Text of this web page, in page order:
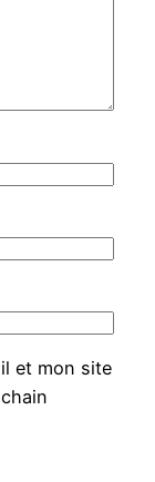
et mon site